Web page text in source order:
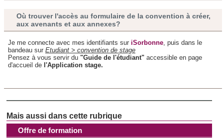
Offre de formation
Où trouver l'accès au formulaire de la convention à créer,
aux avenants et aux annexes?
Je me connecte avec mes identifiants sur iSorbonne , puis dans le
bandeau sur Etudiant > convention de stage
Pensez à vous servir du "Guide de l'étudiant" accessible en page
d'accueil de l'Application stage.